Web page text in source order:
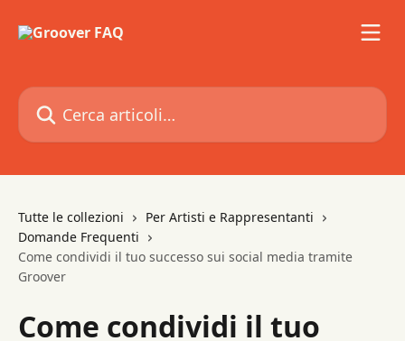
Cerca articoli…
Tutte le collezioni
Per Artisti e Rappresentanti
Domande Frequenti
Come condividi il tuo successo sui social media tramite
Groover
Come condividi il tuo